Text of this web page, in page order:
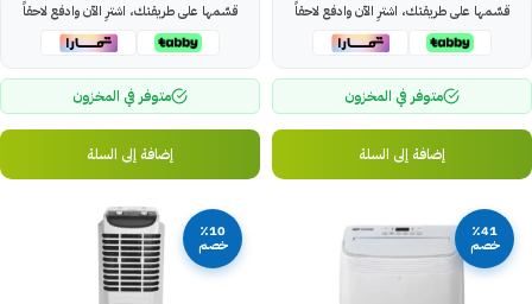
قسّمها على طريقتك، اشترِ الآن وادفع لاحقاً
متوفر في المخزون
إضافة إلى السلة
قسّمها على طريقتك، اشترِ الآن وادفع لاحقاً
متوفر في المخزون
إضافة إلى السلة
٪41
خصم
٪10
خصم